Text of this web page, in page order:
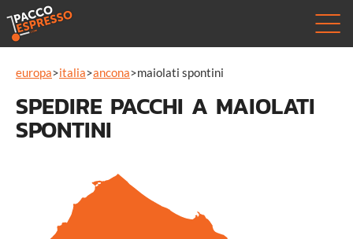
europa>italia>ancona>maiolati spontini
SPEDIRE PACCHI A MAIOLATI
SPONTINI